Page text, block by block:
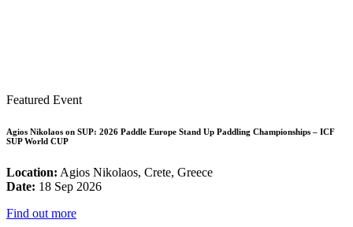
Featured Event
Agios Nikolaos on SUP: 2026 Paddle Europe Stand Up Paddling Championships – ICF
SUP World CUP
Location: Agios Nikolaos, Crete, Greece
Date: 18 Sep 2026
Find out more